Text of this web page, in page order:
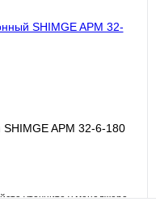
APM 32-6-180
уточните у менеджера